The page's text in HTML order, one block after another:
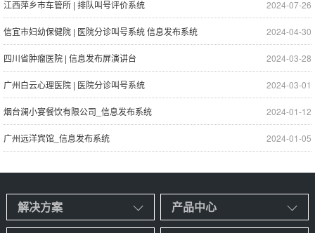
2024-07-26
江西萍乡市车管所 | 排队叫号评价系统
2024-04-30
信宜市妇幼保健院 | 医院分诊叫号系统 信息发布系统
2024-03-28
四川省肿瘤医院 | 信息发布屏演讲台
2024-03-01
广州白云心理医院 | 医院分诊叫号系统
2024-01-12
烟台澜小宴餐饮有限公司_信息发布系统
2024-01-05
广州远洋宾馆_信息发布系统
解决方案 产品中心